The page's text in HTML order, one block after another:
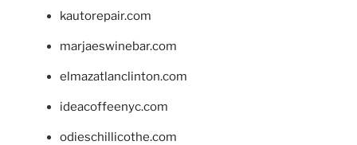
kautorepair.com
marjaeswinebar.com
elmazatlanclinton.com
ideacoffeenyc.com
odieschillicothe.com